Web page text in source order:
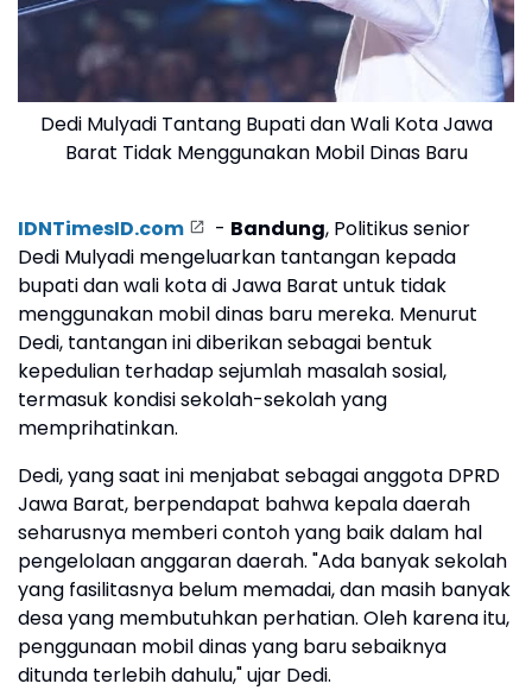
Dedi Mulyadi Tantang Bupati dan Wali Kota Jawa
Barat Tidak Menggunakan Mobil Dinas Baru
IDNTimesID.com - Bandung, Politikus senior
Dedi Mulyadi mengeluarkan tantangan kepada
bupati dan wali kota di Jawa Barat untuk tidak
menggunakan mobil dinas baru mereka. Menurut
Dedi, tantangan ini diberikan sebagai bentuk
kepedulian terhadap sejumlah masalah sosial,
termasuk kondisi sekolah-sekolah yang
memprihatinkan.
Dedi, yang saat ini menjabat sebagai anggota DPRD
Jawa Barat, berpendapat bahwa kepala daerah
seharusnya memberi contoh yang baik dalam hal
pengelolaan anggaran daerah. "Ada banyak sekolah
yang fasilitasnya belum memadai, dan masih banyak
desa yang membutuhkan perhatian. Oleh karena itu,
penggunaan mobil dinas yang baru sebaiknya
ditunda terlebih dahulu," ujar Dedi.